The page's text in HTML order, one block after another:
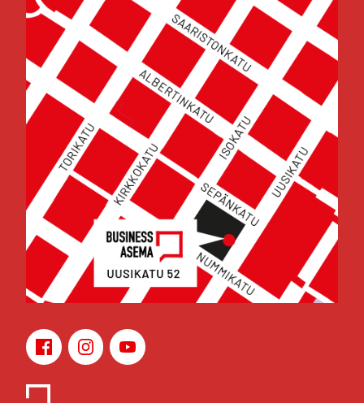
Face­bookIns­ta­gramYou­Tu­be